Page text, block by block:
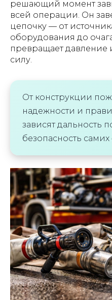
решающий момент
всей операции. Он
цепочку — от
оборудования до
превращает
силу.
От конструкции
надежности и
зависят дальность
безопасность